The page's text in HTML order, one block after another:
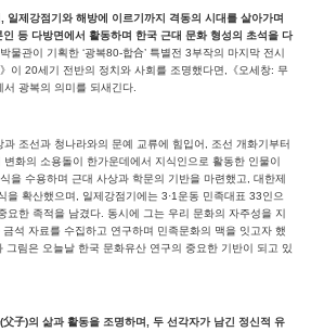
일제강점기와 해방에 이르기까지 격동의 시대를 살아가며
등 다방면에서 활동하며 한국 근대 문화 형성의 초석을 다
물관이 기획한 ‘광복80-합合’ 특별전 3부작의 마지막 전시
이 20세기 전반의 정치와 사회를 조명했다면,《오세창: 무
광복의 의미를 되새긴다.
조선과 청나라와의 문예 교류에 힘입어, 조선 개화기부터
화의 소용돌이 한가운데에서 지식인으로 활동한 인물이
을 수용하며 근대 사상과 학문의 기반을 마련했고, 대한제
을 확산했으며, 일제강점기에는 3·1운동 민족대표 33인으
요한 족적을 남겼다. 동시에 그는 우리 문화의 자주성을 지
석 자료를 수집하고 연구하며 민족문화의 맥을 잇고자 했
그림은 오늘날 한국 문화유산 연구의 중요한 기반이 되고 있
子)의 삶과 활동을 조명하며, 두 선각자가 남긴 정신적 유